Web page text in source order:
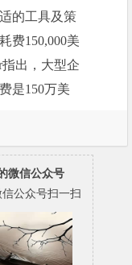
的工具及策
费150,000美
指出，大型企
是150万美
微信公众号
公众号扫一扫